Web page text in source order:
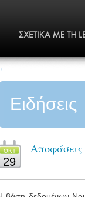
Ειδήσεις
ΟΚΤ
29
Αποφάσεις